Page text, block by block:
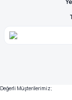
Değerli Müşterilerimiz;